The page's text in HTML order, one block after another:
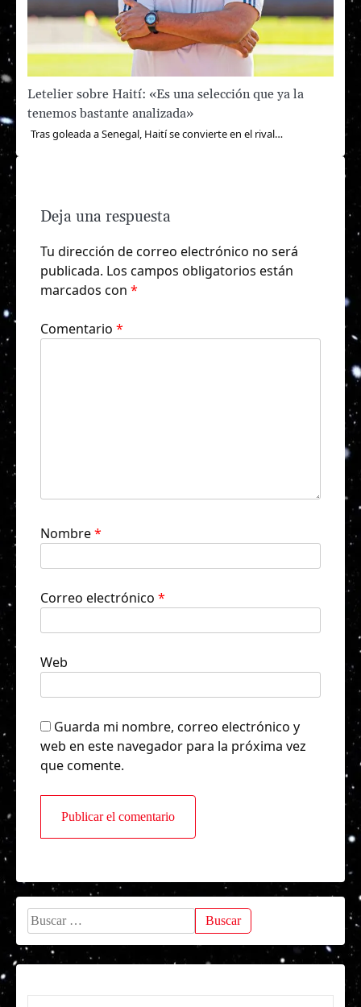
Letelier sobre Haití: «Es una selección que ya la
tenemos bastante analizada»
Tras goleada a Senegal, Haití se convierte en el rival…
Deja una respuesta
Tu dirección de correo electrónico no será
publicada. Los campos obligatorios están
marcados con *
Comentario *
Nombre*
Correo electrónico *
Web
Guarda mi nombre, correo electrónico y
web en este navegador para la próxima vez
que comente.
Buscar: